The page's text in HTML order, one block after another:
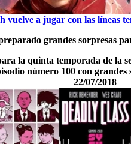
vuelve a jugar con las líneas
grandes sorpresas
la quinta temporada de la
número 100 con
22/07/2018